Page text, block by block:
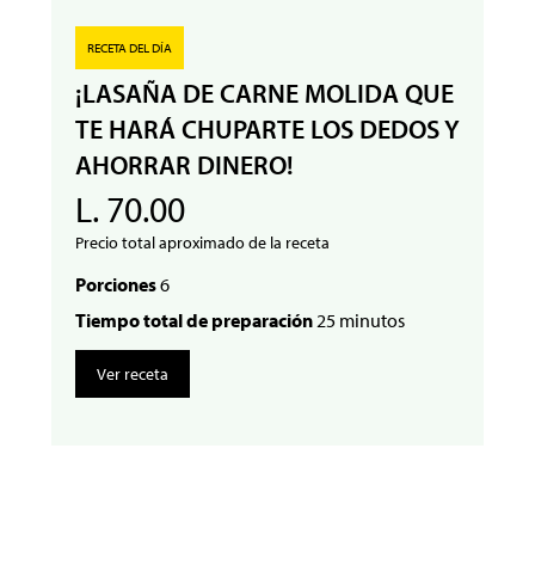
RECETA DEL DÍA
¡LASAÑA DE CARNE MOLIDA QUE
TE HARÁ CHUPARTE LOS DEDOS Y
AHORRAR DINERO!
L. 70.00
Precio total aproximado de la receta
Porciones6
Tiempo total de preparación25 minutos
Ver receta